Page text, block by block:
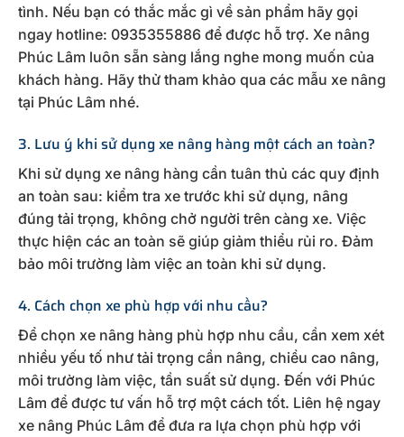
tình. Nếu bạn có thắc mắc gì về sản phẩm hãy gọi
ngay hotline: 0935355886 để được hỗ trợ. Xe nâng
Phúc Lâm luôn sẵn sàng lắng nghe mong muốn của
khách hàng. Hãy thử tham khảo qua các mẫu xe nâng
tại Phúc Lâm nhé.
3. Lưu ý khi sử dụng xe nâng hàng một cách an toàn?
Khi sử dụng xe nâng hàng cần tuân thủ các quy định
an toàn sau: kiểm tra xe trước khi sử dụng, nâng
đúng tải trọng, không chở người trên càng xe. Việc
thực hiện các an toàn sẽ giúp giảm thiểu rủi ro. Đảm
bảo môi trường làm việc an toàn khi sử dụng.
4. Cách chọn xe phù hợp với nhu cầu?
Để chọn xe nâng hàng phù hợp nhu cầu, cần xem xét
nhiều yếu tố như tải trọng cần nâng, chiều cao nâng,
môi trường làm việc, tần suất sử dụng. Đến với Phúc
Lâm để được tư vấn hỗ trợ một cách tốt. Liên hệ ngay
xe nâng Phúc Lâm để đưa ra lựa chọn phù hợp với